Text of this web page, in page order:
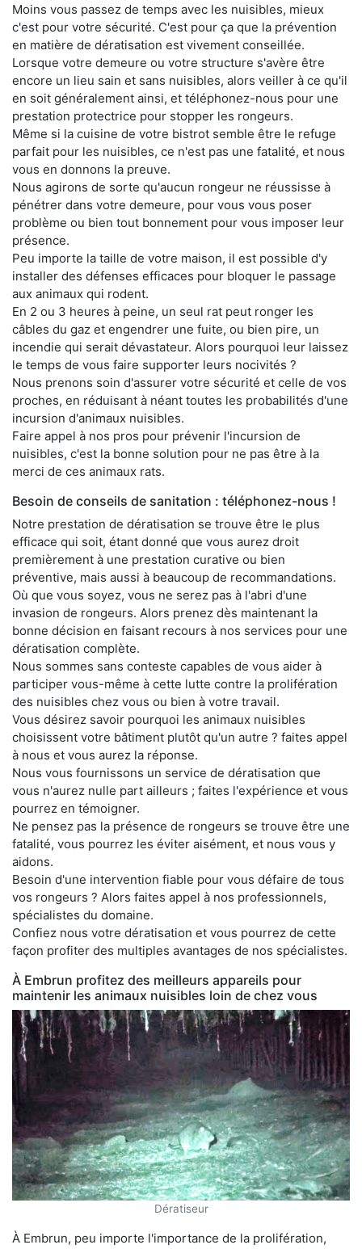
Moins vous passez de temps avec les nuisibles, mieux
c'est pour votre sécurité. C'est pour ça que la prévention
en matière de dératisation est vivement conseillée.
Lorsque votre demeure ou votre structure s'avère être
encore un lieu sain et sans nuisibles, alors veiller à ce qu'il
en soit généralement ainsi, et téléphonez-nous pour une
prestation protectrice pour stopper les rongeurs.
Même si la cuisine de votre bistrot semble être le refuge
parfait pour les nuisibles, ce n'est pas une fatalité, et nous
vous en donnons la preuve.
Nous agirons de sorte qu'aucun rongeur ne réussisse à
pénétrer dans votre demeure, pour vous vous poser
problème ou bien tout bonnement pour vous imposer leur
présence.
Peu importe la taille de votre maison, il est possible d'y
installer des défenses efficaces pour bloquer le passage
aux animaux qui rodent.
En 2 ou 3 heures à peine, un seul rat peut ronger les
câbles du gaz et engendrer une fuite, ou bien pire, un
incendie qui serait dévastateur. Alors pourquoi leur laissez
le temps de vous faire supporter leurs nocivités ?
Nous prenons soin d'assurer votre sécurité et celle de vos
proches, en réduisant à néant toutes les probabilités d'une
incursion d'animaux nuisibles.
Faire appel à nos pros pour prévenir l'incursion de
nuisibles, c'est la bonne solution pour ne pas être à la
merci de ces animaux rats.
Besoin de conseils de sanitation : téléphonez-nous !
Notre prestation de dératisation se trouve être le plus
efficace qui soit, étant donné que vous aurez droit
premièrement à une prestation curative ou bien
préventive, mais aussi à beaucoup de recommandations.
Où que vous soyez, vous ne serez pas à l'abri d'une
invasion de rongeurs. Alors prenez dès maintenant la
bonne décision en faisant recours à nos services pour une
dératisation complète.
Nous sommes sans conteste capables de vous aider à
participer vous-même à cette lutte contre la prolifération
des nuisibles chez vous ou bien à votre travail.
Vous désirez savoir pourquoi les animaux nuisibles
choisissent votre bâtiment plutôt qu'un autre ? faites appel
à nous et vous aurez la réponse.
Nous vous fournissons un service de dératisation que
vous n'aurez nulle part ailleurs ; faites l'expérience et vous
pourrez en témoigner.
Ne pensez pas la présence de rongeurs se trouve être une
fatalité, vous pourrez les éviter aisément, et nous vous y
aidons.
Besoin d'une intervention fiable pour vous défaire de tous
vos rongeurs ? Alors faites appel à nos professionnels,
spécialistes du domaine.
Confiez nous votre dératisation et vous pourrez de cette
façon profiter des multiples avantages de nos spécialistes.
À Embrun profitez des meilleurs appareils pour
maintenir les animaux nuisibles loin de chez vous
Dératiseur
À Embrun, peu importe l'importance de la prolifération,